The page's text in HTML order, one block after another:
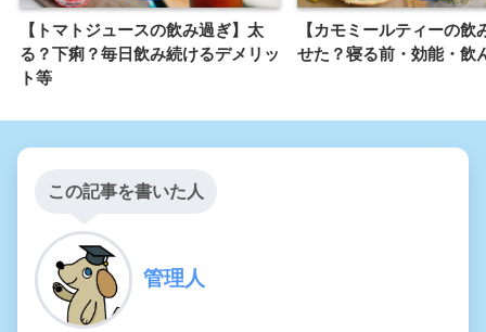
【トマトジュースの飲み過ぎ】太
る？下痢？毎日飲み続けるデメリッ
ト等
【カモミールティーの飲
せた？寝る前・効能・飲
この記事を書いた人
管理人